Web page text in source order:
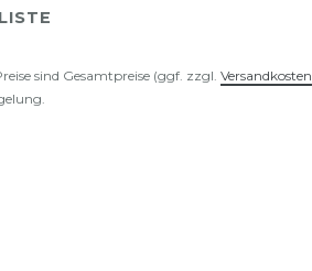
sind Gesamtpreise (ggf. zzgl. Versandkosten